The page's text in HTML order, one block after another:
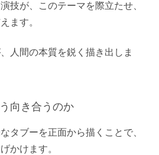
技が、このテーマを際立たせ、
ます。
人間の本質を鋭く描き出しま
向き合うのか
タブーを正面から描くことで、
かけます。